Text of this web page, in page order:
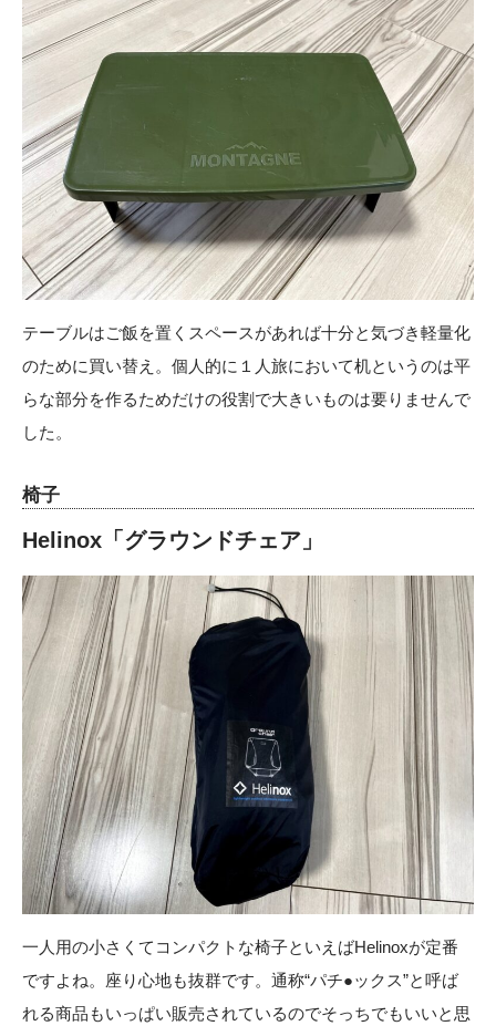
テーブルはご飯を置くスペースがあれば十分と気づき軽量化
のために買い替え。個人的に１人旅において机というのは平
らな部分を作るためだけの役割で大きいものは要りませんで
した。
椅子
Helinox「グラウンドチェア」
一人用の小さくてコンパクトな椅子といえばHelinoxが定番
ですよね。座り心地も抜群です。通称“パチ●ックス”と呼ば
れる商品もいっぱい販売されているのでそっちでもいいと思